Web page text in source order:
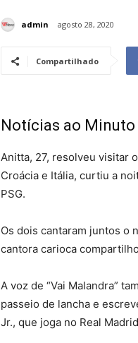
admin agosto 28, 2020
Compartilhado
Notícias ao Minuto
Anitta, 27, resolveu visitar
Croácia e Itália, curtiu a
PSG.
Os dois cantaram juntos o
cantora carioca
A voz de “Vai Malandra”
passeio de lancha e
Jr., que joga no Real